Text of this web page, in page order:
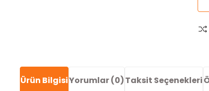
Ürün BilgisiYorumlar (0)Taksit Seçenekleri